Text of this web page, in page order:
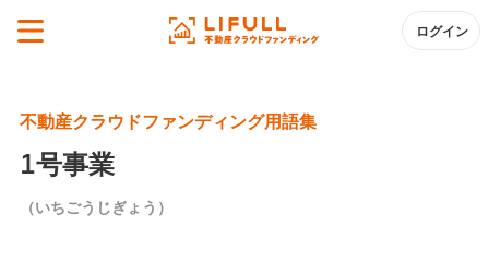
ログイン
不動産クラウドファンディング用語集
1号事業
（いちごうじぎょう）